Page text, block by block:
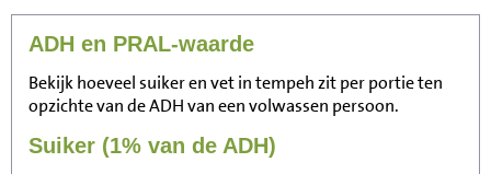
ADH en PRAL-waarde
Bekijk hoeveel suiker en vet in tempeh zit per portie ten
opzichte van de ADH van een volwassen persoon.
Suiker (1% van de ADH)